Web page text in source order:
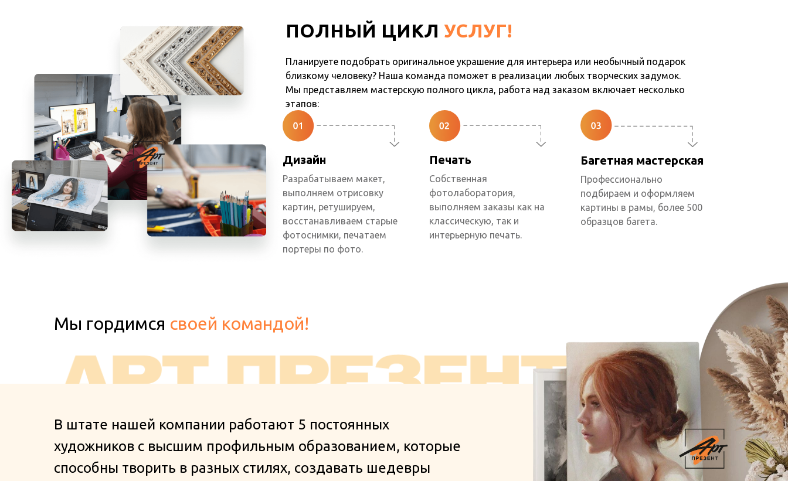
ПОЛНЫЙ ЦИКЛ УСЛУГ!
Планируете подобрать оригинальное украшение для интерьера или необычный подарок
близкому человеку? Наша команда поможет в реализации любых творческих задумок.
Мы представляем мастерскую полного цикла, работа над заказом включает несколько
этапов:
Дизайн
Разрабатываем макет,
выполняем отрисовку
картин, ретушируем,
восстанавливаем старые
фотоснимки, печатаем
портеры по фото.
Печать
Собственная
фотолаборатория,
выполняем заказы как на
классическую, так и
интерьерную печать.
Багетная мастерская
Профессионально
подбираем и оформляем
картины в рамы, более 500
образцов багета.
В штате нашей компании работают 5 постоянных
художников с высшим профильным образованием, которые
способны творить в разных стилях, создавать шедевры
Мы гордимся своей командой!